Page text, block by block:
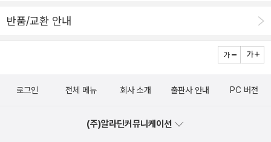
설명의 배분도 적절했고 전반적인 내용이 충실하여 학원이나 대학교
나 페도라 리눅스를 사용하여 시스템을 구축하려는 사람에게 이 책을
반품/교환 안내
로그인 전체 메뉴 회사 소개 출판사 안내 PC 버전
(주)알라딘커뮤니케이션